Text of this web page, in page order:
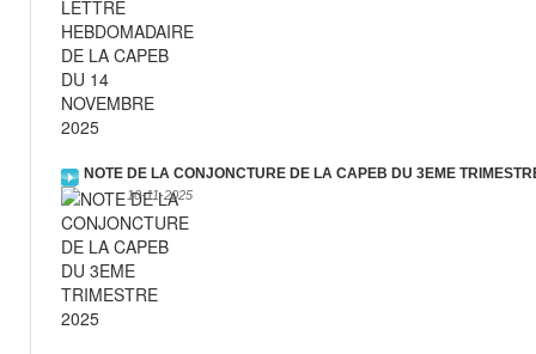
NOTE DE LA CONJONCTURE DE LA CAPEB DU 3EME
10-11-2025